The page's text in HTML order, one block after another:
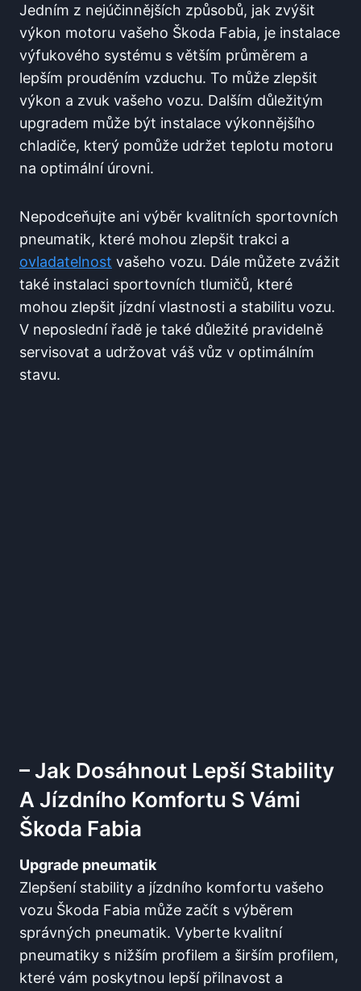
Jedním z nejúčinnějších způsobů, jak zvýšit
výkon motoru vašeho Škoda Fabia, je instalace
výfukového systému s větším průměrem a
lepším prouděním vzduchu. To může zlepšit
výkon a zvuk vašeho vozu. Dalším důležitým
upgradem může být instalace výkonnějšího
chladiče, který pomůže udržet teplotu motoru
na optimální úrovni.
Nepodceňujte ani výběr kvalitních sportovních
pneumatik, které mohou zlepšit trakci a
ovladatelnost vašeho vozu. Dále můžete zvážit
také instalaci sportovních tlumičů, které
mohou zlepšit jízdní vlastnosti a stabilitu vozu.
V neposlední řadě je také důležité pravidelně
servisovat a udržovat váš vůz v optimálním
stavu.
– Jak Dosáhnout Lepší Stability
A Jízdního Komfortu S Vámi
Škoda Fabia
Upgrade pneumatik
Zlepšení stability a jízdního komfortu vašeho
vozu Škoda Fabia může začít s výběrem
správných pneumatik. Vyberte kvalitní
pneumatiky s nižším profilem a širším profilem,
které vám poskytnou lepší přilnavost a